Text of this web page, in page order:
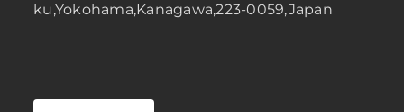
ku,Yokohama,Kanagawa,223-0059,Japan